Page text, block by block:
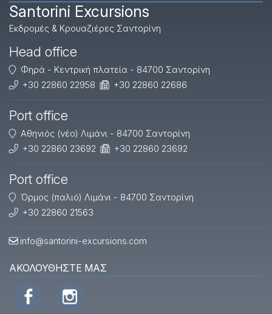
Santorini Excursions
Εκδρομές & Κρουαζιέρες Σαντορίνη
Head office
Φηρά - Κεντρική πλατεία - 84700 Σαντορίνη
+30 22860 22958
+30 22860 22686
Port office
Αθηνιός (νέο) Λιμάνι - 84700 Σαντορίνη
+30 22860 23692
+30 22860 23692
Port office
Όρμος (παλιό) Λιμάνι - 84700 Σαντορίνη
+30 22860 21563
info@santorini-excursions.com
ΑΚΟΛΟΥΘΉΣΤΕ ΜΑΣ